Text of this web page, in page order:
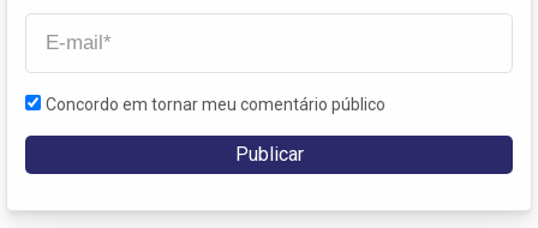
Concordo em tornar meu comentário público